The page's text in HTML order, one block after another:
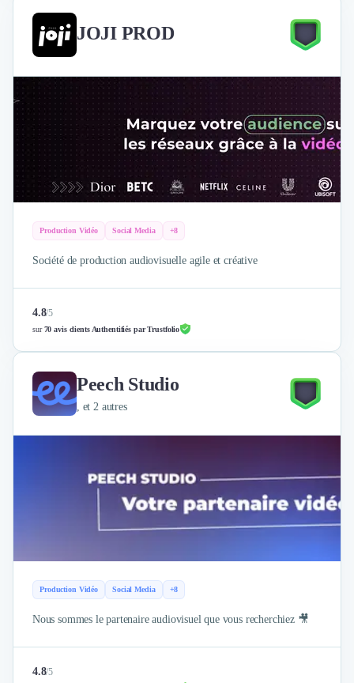
JOJI PROD
Production Vidéo Social Media +8
Société de production audiovisuelle agile et créative
4.8/5
sur70 avis clients Authentifiés par Trustfolio
Peech Studio
, et 2 autres
Production Vidéo Social Media +8
Nous sommes le partenaire audiovisuel que vous recherchiez 🎥
4.8/5